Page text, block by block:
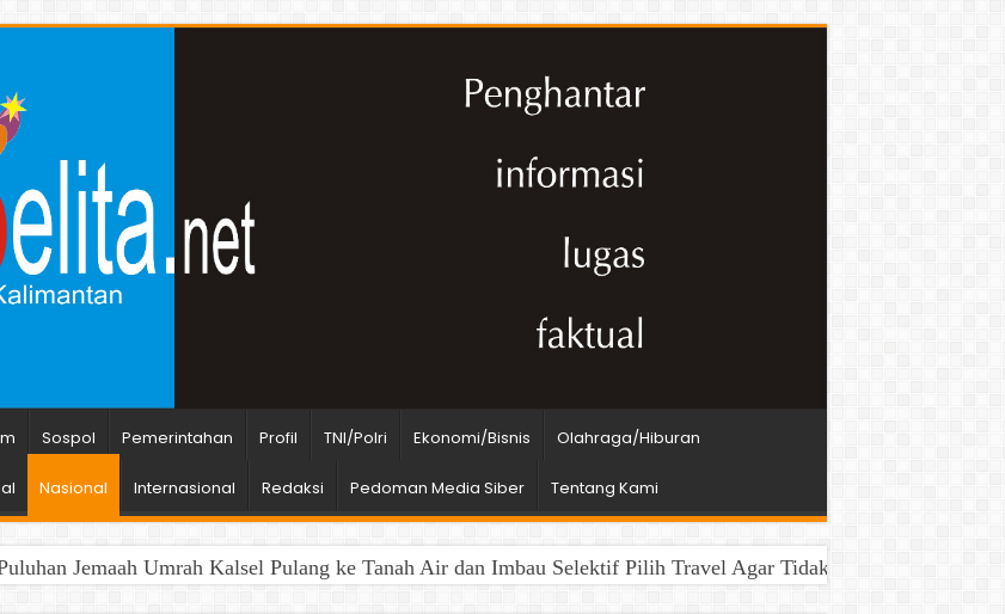
Sospol Pemerintahan Profil TNI/Polri Ekonomi/Bisnis Olahraga/Hiburan
Nasional Internasional Redaksi Pedoman Media Siber Tentang Kami
Jemaah Umrah Kalsel Pulang ke Tanah Air dan Imbau Selektif Pilih Travel Agar Tidak Terlantar